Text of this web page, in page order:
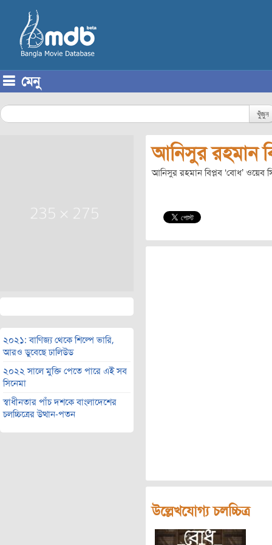
মেনু
খুঁজুন
২০২১: বাণিজ্য থেকে শিল্পে ভারি,
আরও ডুবেছে ঢালিউড
২০২২ সালে মুক্তি পেতে পারে এই সব
সিনেমা
স্বাধীনতার পাঁচ দশকে বাংলাদেশের
চলচ্চিত্রের উত্থান-পতন
আনিসুর রহমান
আনিসুর রহমান বিপ্লব ‘বোধ’ ওয়েব
উল্লেখযোগ্য চলচ্চিত্র